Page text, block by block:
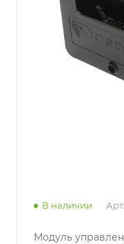
В наличии Арт.
Модуль